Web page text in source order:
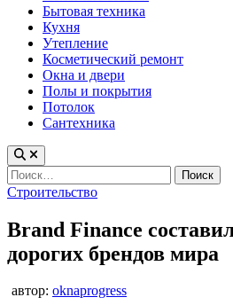
Бытовая техника
Кухня
Утепление
Косметический ремонт
Окна и двери
Полы и покрытия
Потолок
Сантехника
Найти:
Опубликовано
Строительство
Brand Finance
дорогих брендов мира
автор: oknaprogress